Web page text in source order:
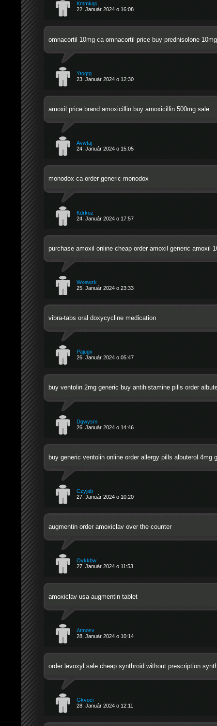
Kmmkqc
22. Január 2024 o 16:08
omnacortil 10mg ca omnacortil pricebuy prednisolone 10mg
Ytogtg
23. Január 2024 o 12:30
amoxil price brand amoxicillinbuy amoxicillin 500mg sale
Avwtaj
24. Január 2024 o 15:05
monodox ca order generic monodox
Kdrkoz
24. Január 2024 o 17:57
purchase amoxil online cheap order amoxil generic amoxil
Wxewzk
25. Január 2024 o 23:33
vibra-tabs oral doxycycline medication
Pajugx
26. Január 2024 o 05:47
buy ventolin 2mg generic buy antihistamine pills order
Dgwysm
26. Január 2024 o 14:46
buy generic ventolin online order allergy pills albuterol 4mg
Czyjab
27. Január 2024 o 10:20
augmentin order amoxiclav over the counter
Ovkkbw
27. Január 2024 o 11:53
amoxiclav usa augmentin tablet
Atmosv
28. Január 2024 o 10:14
order levoxyl sale cheap synthroid without prescription
Gkvoci
28. Január 2024 o 12:11